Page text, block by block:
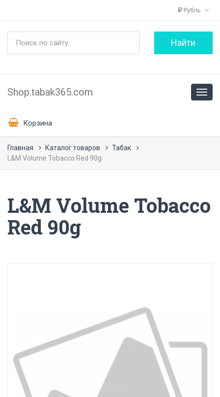
Рубль
Shop.tabak365.com
Корзина
Главная Каталог товаров
Табак
L&M Volume Tobacco Red 90g
L&M Volume Tobacco
Red 90g